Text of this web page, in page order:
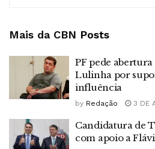
Mais da CBN Posts
PF pede
Lulinha por
influência
by Redação 3 DE
Candidatura de
com apoio a